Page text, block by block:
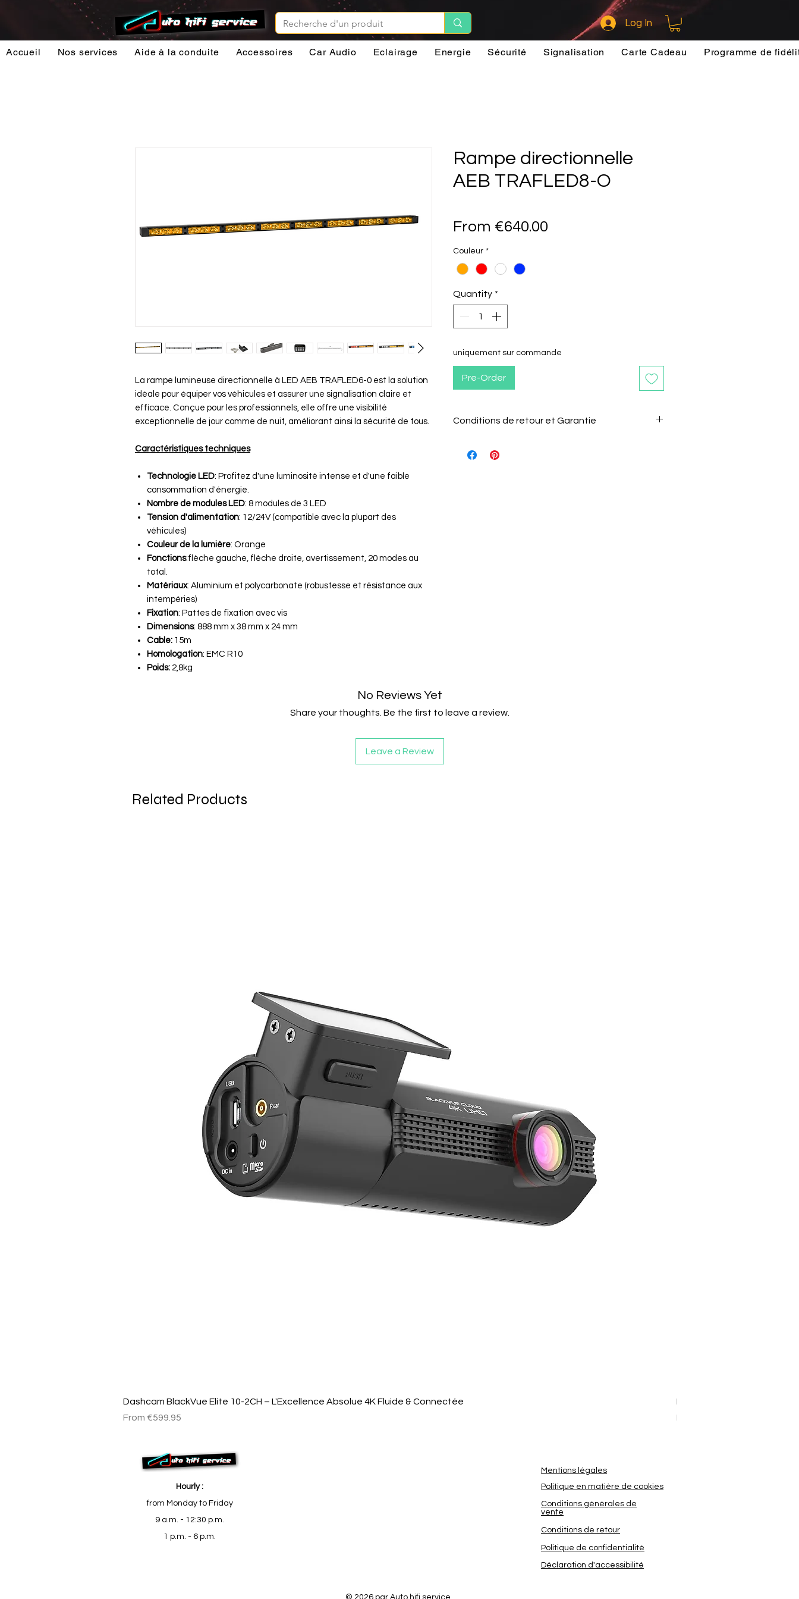
Log In
Accueil Nos services Aide à la conduite Accessoires Car Audio Eclairage Energie Sécurité Signalisation Carte Cadeau Programme de
La rampe lumineuse directionnelle à LED AEB TRAFLED6-0 est la solution
idéale pour équiper vos véhicules et assurer une signalisation claire et
efficace. Conçue pour les professionnels, elle offre une visibilité
exceptionnelle de jour comme de nuit, améliorant ainsi la sécurité de tous.
Caractéristiques techniques
Technologie LED: Profitez d'une luminosité intense et d'une faible
consommation d'énergie.
Nombre de modules LED: 8 modules de 3 LED
Tension d'alimentation: 12/24V (compatible avec la plupart des
véhicules)
Couleur de la lumière: Orange
Fonctions:flèche gauche, flèche droite, avertissement, 20 modes au
total.
Matériaux: Aluminium et polycarbonate (robustesse et résistance aux
intempéries)
Fixation: Pattes de fixation avec vis
Dimensions: 888 mm x 38 mm x 24 mm
Cable: 15m
Homologation: EMC R10
Poids: 2,8kg
Rampe directionnelle
AEB TRAFLED8-O
From €640.00
Couleur *
Quantity *
uniquement sur commande
Pre-Order
Conditions de retour et Garantie
Le client a 15 jours après la réception de l'article
No Reviews Yet
Share your thoughts. Be the first to leave a review.
Leave a Review
Related Products
Quick View
Dashcam BlackVue Elite 10-2CH – L'Excellence Absolue 4K Fluide & Connectée
From €599.95
Sale Price
Dashcam BlackVue Elite 8-
From
Sale Price
Hourly :
from Monday to Friday
9 a.m. - 12:30 p.m.
1 p.m. - 6 p.m.
Mentions légales
Politique en matière de cookies
Conditions générales de
vente
Conditions de retour
Politique de confidentialité
Déclaration d'accessibilité
© 2026 par Auto hifi service.